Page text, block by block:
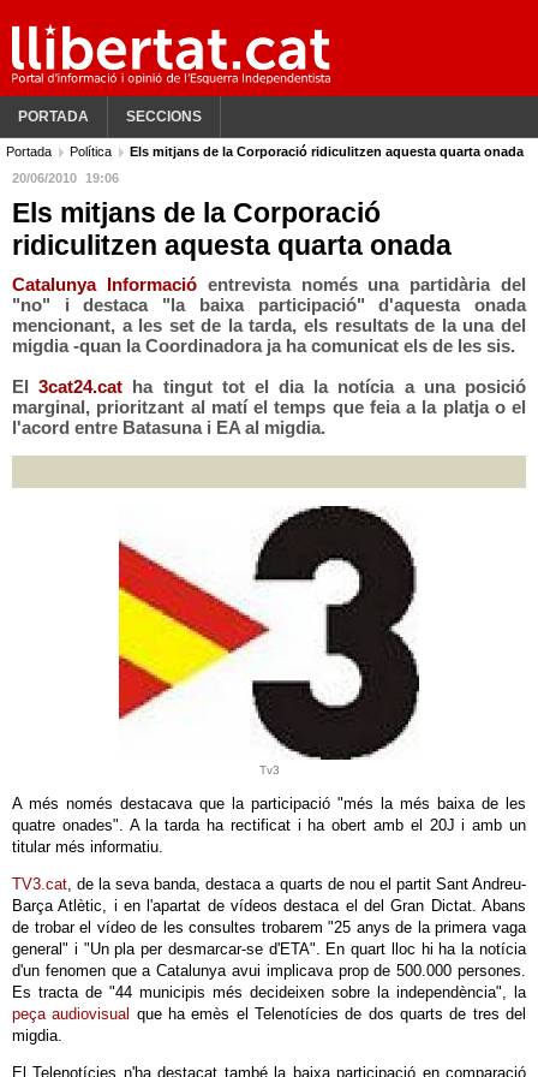
PORTADA SECCIONS
Portada Política
Els mitjans de la Corporació ridiculitzen aquesta quarta onada
20/06/2010
19:06
Els mitjans de la Corporació
ridiculitzen aquesta quarta onada
Catalunya Informacióentrevista només una partidària del
"no" i destaca "la baixa participació" d'aquesta onada
mencionant, a les set de la tarda, els resultats de la una del
migdia -quan la Coordinadora ja ha comunicat els de les sis.
El3cat24.cat ha tingut tot el dia la notícia a una posició
marginal, prioritzant al matí el temps que feia a la platja o el
l'acord entre Batasuna i EA al migdia.
Tv3
A més només destacava que la participació "més la més baixa de les
quatre onades". A la tarda ha rectificat i ha obert amb el 20J i amb un
titular més informatiu.
TV3.cat, de la seva banda, destaca a quarts de nou el partit Sant Andreu-
Barça Atlètic, i en l'apartat de vídeos destaca el del Gran Dictat. Abans
de trobar el vídeo de les consultes trobarem "25 anys de la primera vaga
general" i "Un pla per desmarcar-se d'ETA". En quart lloc hi ha la notícia
d'un fenomen que a Catalunya avui implicava prop de 500.000 persones.
Es tracta de "44 municipis més decideixen sobre la independència", la
peça audiovisual que ha emès el Telenotícies de dos quarts de tres del
migdia.
El Telenotícies n'ha destacat també la baixa participació en comparació